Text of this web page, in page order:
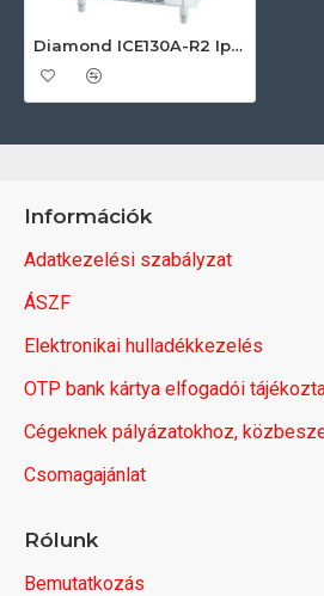
Diamond ICE130A-R2 Ipari jégkockakészítő
Információk
Adatkezelési szabályzat
ÁSZF
Elektronikai hulladékkezelés
OTP bank kártya elfogadói
Cégeknek pályázatokhoz,
Csomagajánlat
Rólunk
Bemutatkozás